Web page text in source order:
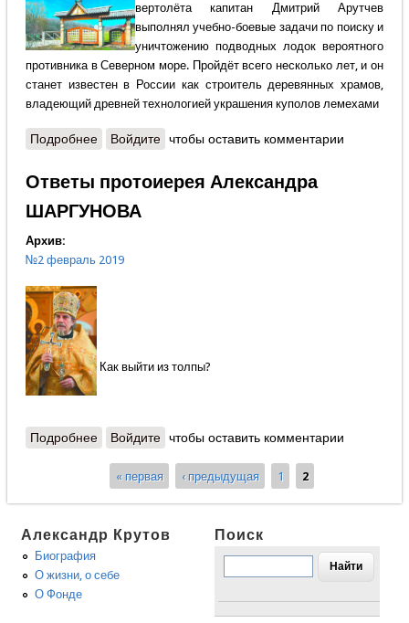
вертолёта капитан Дмитрий Арутчев
выполнял учебно-боевые задачи по поиску и
уничтожению подводных лодок вероятного
противника в Северном море. Пройдёт всего несколько лет, и он
станет известен в России как строитель деревянных храмов,
владеющий древней технологией украшения куполов лемехами
Подробнеео Олег Бедула - Укажи мне, Господи, путь
Войдите чтобы оставить комментарии
Ответы протоиерея Александра
ШАРГУНОВА
Архив:
№2 февраль 2019
Как выйти из толпы?
Подробнеео Ответы протоиерея Александра ШАРГУНОВА
Войдите чтобы оставить комментарии
Страницы« первая ‹ предыдущая 1 2
Александр Крутов
Биография
О жизни, о себе
О Фонде
Поиск